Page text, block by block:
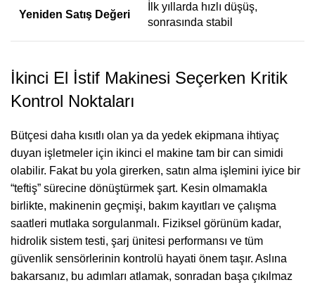
Yeniden Satış Değeri
İlk yıllarda hızlı düşüş,
sonrasında stabil
İkinci El İstif Makinesi Seçerken Kritik
Kontrol Noktaları
Bütçesi daha kısıtlı olan ya da yedek ekipmana ihtiyaç
duyan işletmeler için ikinci el makine tam bir can simidi
olabilir. Fakat bu yola girerken, satın alma işlemini iyice bir
“teftiş” sürecine dönüştürmek şart. Kesin olmamakla
birlikte, makinenin geçmişi, bakım kayıtları ve çalışma
saatleri mutlaka sorgulanmalı. Fiziksel görünüm kadar,
hidrolik sistem testi, şarj ünitesi performansı ve tüm
güvenlik sensörlerinin kontrolü hayati önem taşır. Aslına
bakarsanız, bu adımları atlamak, sonradan başa çıkılmaz